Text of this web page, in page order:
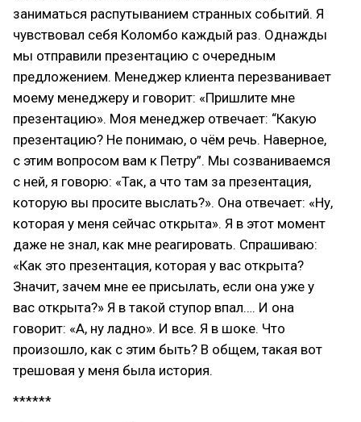
заниматься распутыванием странных событий. Я
чувствовал себя Коломбо каждый раз. Однажды
мы отправили презентацию с очередным
предложением. Менеджер клиента перезванивает
моему менеджеру и говорит: «Пришлите мне
презентацию». Моя менеджер отвечает: “Какую
презентацию? Не понимаю, о чём речь. Наверное,
с этим вопросом вам к Петру”. Мы созваниваемся
с ней, я говорю: «Так, а что там за презентация,
которую вы просите выслать?». Она отвечает: «Ну,
которая у меня сейчас открыта». Я в этот момент
даже не знал, как мне реагировать. Спрашиваю:
«Как это презентация, которая у вас открыта?
Значит, зачем мне ее присылать, если она уже у
вас открыта?» Я в такой ступор впал…. И она
говорит: «А, ну ладно». И все. Я в шоке. Что
произошло, как с этим быть? В общем, такая вот
трешовая у меня была история.
******